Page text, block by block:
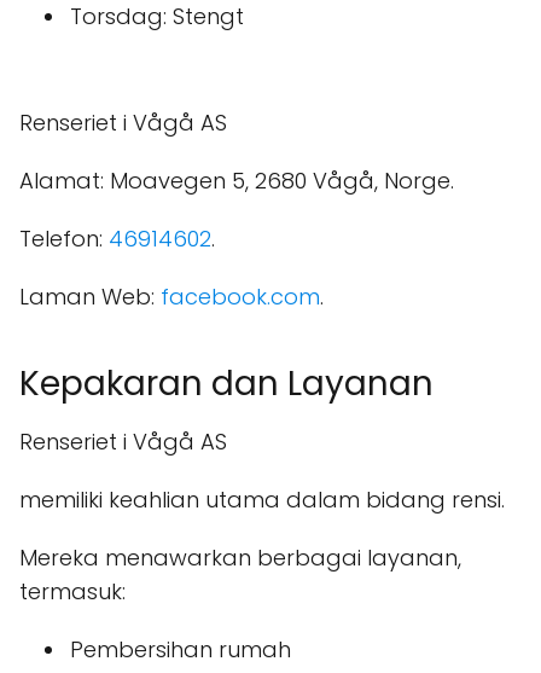
Torsdag: Stengt
Renseriet i Vågå AS
Alamat: Moavegen 5, 2680 Vågå, Norge.
Telefon: 46914602.
Laman Web: facebook.com.
Kepakaran dan Layanan
Renseriet i Vågå AS
memiliki keahlian utama dalam bidang rensi.
Mereka menawarkan berbagai layanan,
termasuk:
Pembersihan rumah